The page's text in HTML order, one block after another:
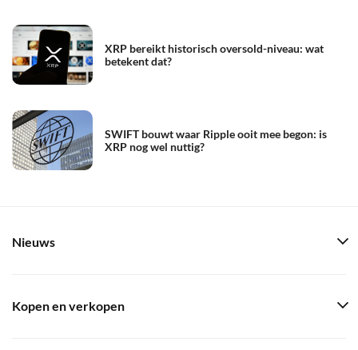
XRP bereikt historisch oversold-niveau: wat
betekent dat?
SWIFT bouwt waar Ripple ooit mee begon: is
XRP nog wel nuttig?
Nieuws
Kopen en verkopen